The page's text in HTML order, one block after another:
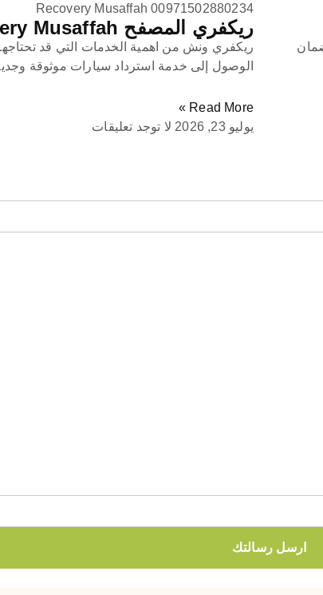
Recovery Musaffah 00971502880234
ريكفري المصفح Recovery Musaffah
ريكفري ونش من اهمية الخدمات التي قد
الوصول إلى خدمة استرداد سيارات موثوقة
Read More »
يوليو 23, 2026
لا توجد تعليقات
ارسل رسالتك